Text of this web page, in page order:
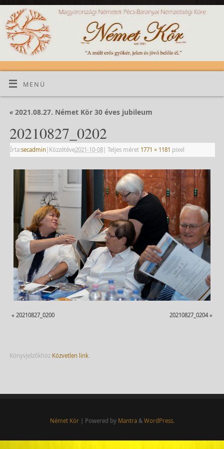
MENÜ
«2021.08.27. Német Kör 30 éves jubileum
20210827_0202
Írta:secadmin | Közzétéve2021-10-08| Teljes méret 1771 × 1181 pixel
« 20210827_0200 20210827_0204»
Könyvjelzőkhöz Közvetlen link.
Német Kör| Powered by Mantra& WordPress.